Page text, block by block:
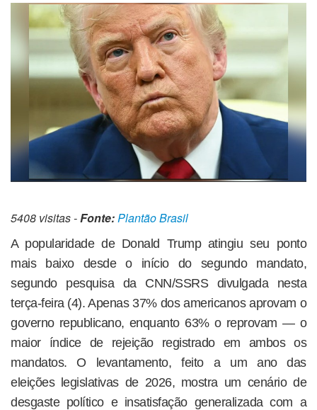
5408 visitas -Fonte:Plantão Brasil
A popularidade de Donald Trump atingiu seu ponto
mais baixo desde o início do segundo mandato,
segundo pesquisa da CNN/SSRS divulgada nesta
terça-feira (4). Apenas 37% dos americanos aprovam o
governo republicano, enquanto 63% o reprovam — o
maior índice de rejeição registrado em ambos os
mandatos. O levantamento, feito a um ano das
eleições legislativas de 2026, mostra um cenário de
desgaste político e insatisfação generalizada com a